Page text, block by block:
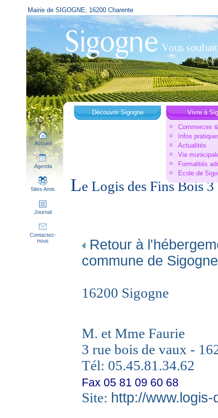
Mairie de SIGOGNE, 16200 Charente
Accueil
Agenda
Sites Amis
Journal
Contactez-
nous
Découvrir Sigogne
Vivre à
Commerces
Infos
Actualités
Vie
Formalités
Ecole de
Le Logis des Fins Bois
Retour à
commune de Sigogne
16200 Sigogne
M. et Mme Faurie
3 rue bois de vaux -
Tél: 05.45.81.34.62
Fax 05 81 09 60 68
Site: http://